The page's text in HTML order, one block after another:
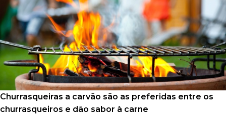
Churrasqueiras a carvão são as preferidas entre os
churrasqueiros e dão sabor à carne